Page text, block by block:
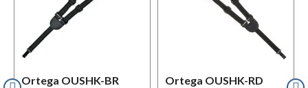
Ortega OUSHK-BR Ortega OUSHK-RD